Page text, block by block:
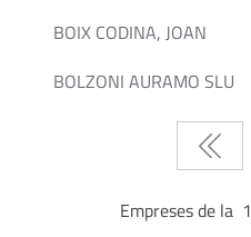
BOIX CODINA, JOAN
BOLZONI AURAMO SLU
Empreses de la 1